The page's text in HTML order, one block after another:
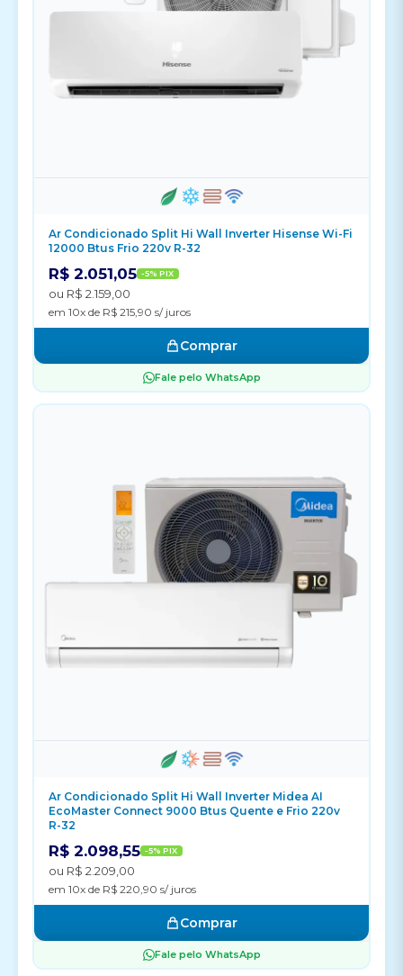
Ar Condicionado Split Hi Wall Inverter Hisense Wi-Fi
12000 Btus Frio 220v R-32
R$ 2.051,05 -5% PIX
ou R$ 2.159,00
em 10x de R$ 215,90 s/ juros
Comprar
Fale pelo WhatsApp
Ar Condicionado Split Hi Wall Inverter Midea AI
EcoMaster Connect 9000 Btus Quente e Frio 220v
R-32
R$ 2.098,55 -5% PIX
ou R$ 2.209,00
em 10x de R$ 220,90 s/ juros
Comprar
Fale pelo WhatsApp